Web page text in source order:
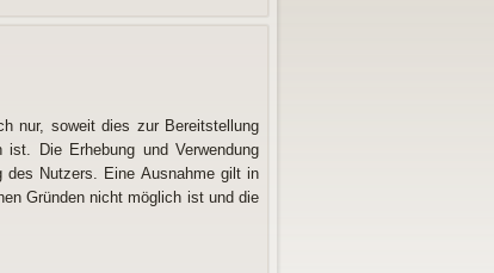
nur, soweit dies zur Bereitstellung
Die Erhebung und Verwendung
des Nutzers. Eine Ausnahme gilt in
Gründen nicht möglich ist und die